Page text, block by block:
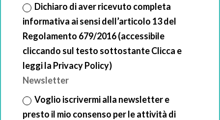
Dichiaro di aver ricevuto completa
informativa ai sensi dell’articolo 13 del
Regolamento 679/2016 (accessibile
cliccando sul testo sottostante Clicca e
leggi la Privacy Policy)
Newsletter
Voglio iscrivermi alla newsletter e
presto il mio consenso per le attività di